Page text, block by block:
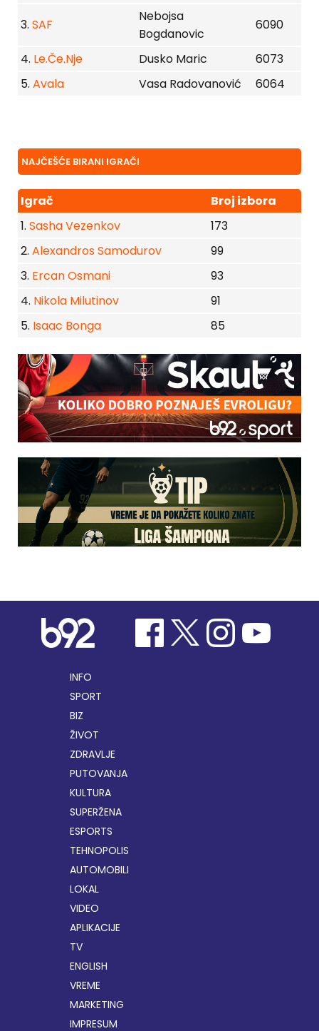
3. SAF
Nebojsa
Bogdanovic
6090
4. Le.Če.Nje Dusko Maric
6073
5. Avala Vasa Radovanović 6064
NAJČEŠĆE BIRANI IGRAČI
Igrač
Broj izbora
1. Sasha Vezenkov
173
2. Alexandros Samodurov
99
3. Ercan Osmani
93
4. Nikola Milutinov
91
5. Isaac Bonga 85
INFO
SPORT
BIZ
ŽIVOT
ZDRAVLJE
PUTOVANJA
KULTURA
SUPERŽENA
ESPORTS
TEHNOPOLIS
AUTOMOBILI
LOKAL
VIDEO
APLIKACIJE
TV
ENGLISH
VREME
MARKETING
IMPRESUM